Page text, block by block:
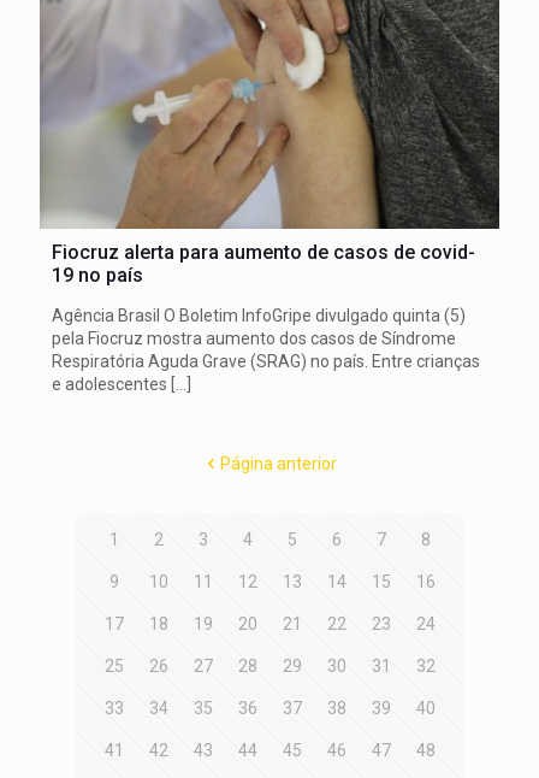
Fiocruz alerta para aumento de casos de covid-
19 no país
Agência Brasil O Boletim InfoGripe divulgado quinta (5)
pela Fiocruz mostra aumento dos casos de Síndrome
Respiratória Aguda Grave (SRAG) no país. Entre crianças
e adolescentes […]
Página anterior
1 2 3 4 5 6 7 8
9 10 11 12 13 14 15 16
17 18 19 20 21 22 23 24
25 26 27 28 29 30 31 32
33 34 35 36 37 38 39 40
41 42 43 44 45 46 47 48